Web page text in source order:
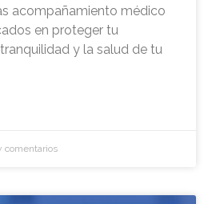
acompañamiento médico
en proteger tu
y la salud de tu
comentarios